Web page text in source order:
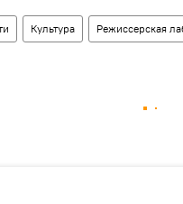
Культура Режиссерская